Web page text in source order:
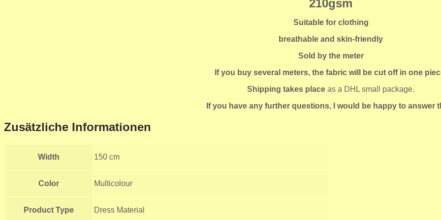
210gsm
Suitable for clothing
breathable and skin-friendly
Sold by the meter
If you buy several meters, the fabric will be cut off in one
Shipping takes place as a DHL small package.
If you have any further questions, I would be happy to answer
Zusätzliche Informationen
Width 150 cm
Color Multicolour
Product Type Dress Material